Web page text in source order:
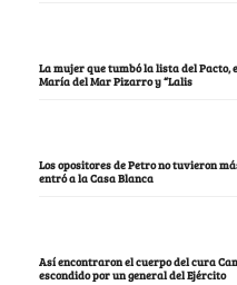
La mujer que tumbó la lista del Pacto,
María del Mar Pizarro y “Lalis
Los opositores de Petro no tuvieron
entró a la Casa Blanca
Así encontraron el cuerpo del cura
escondido por un general del Ejército